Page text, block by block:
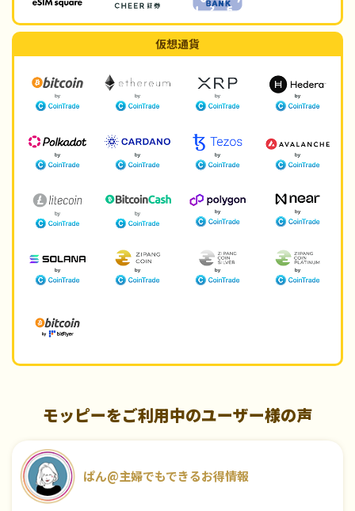
仮想通貨
モッピーをご利用中のユーザー様の声
ぱん@主婦でもできるお得情報